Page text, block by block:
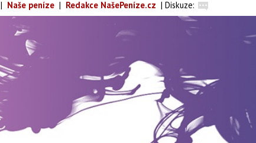
| Naše peníze | Redakce NašePeníze.cz | Diskuze: